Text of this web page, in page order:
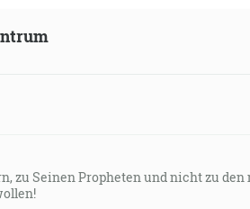
zu Seinen Propheten und nicht zu